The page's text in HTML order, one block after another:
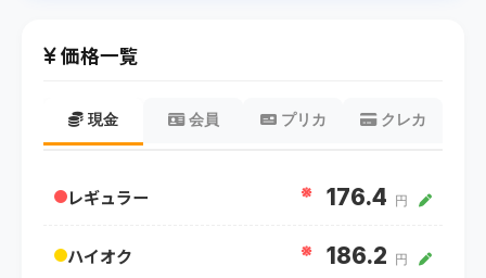
価格一覧
現金 会員 プリカ クレカ
レギュラー ※ 176.4 円
ハイオク ※ 186.2 円